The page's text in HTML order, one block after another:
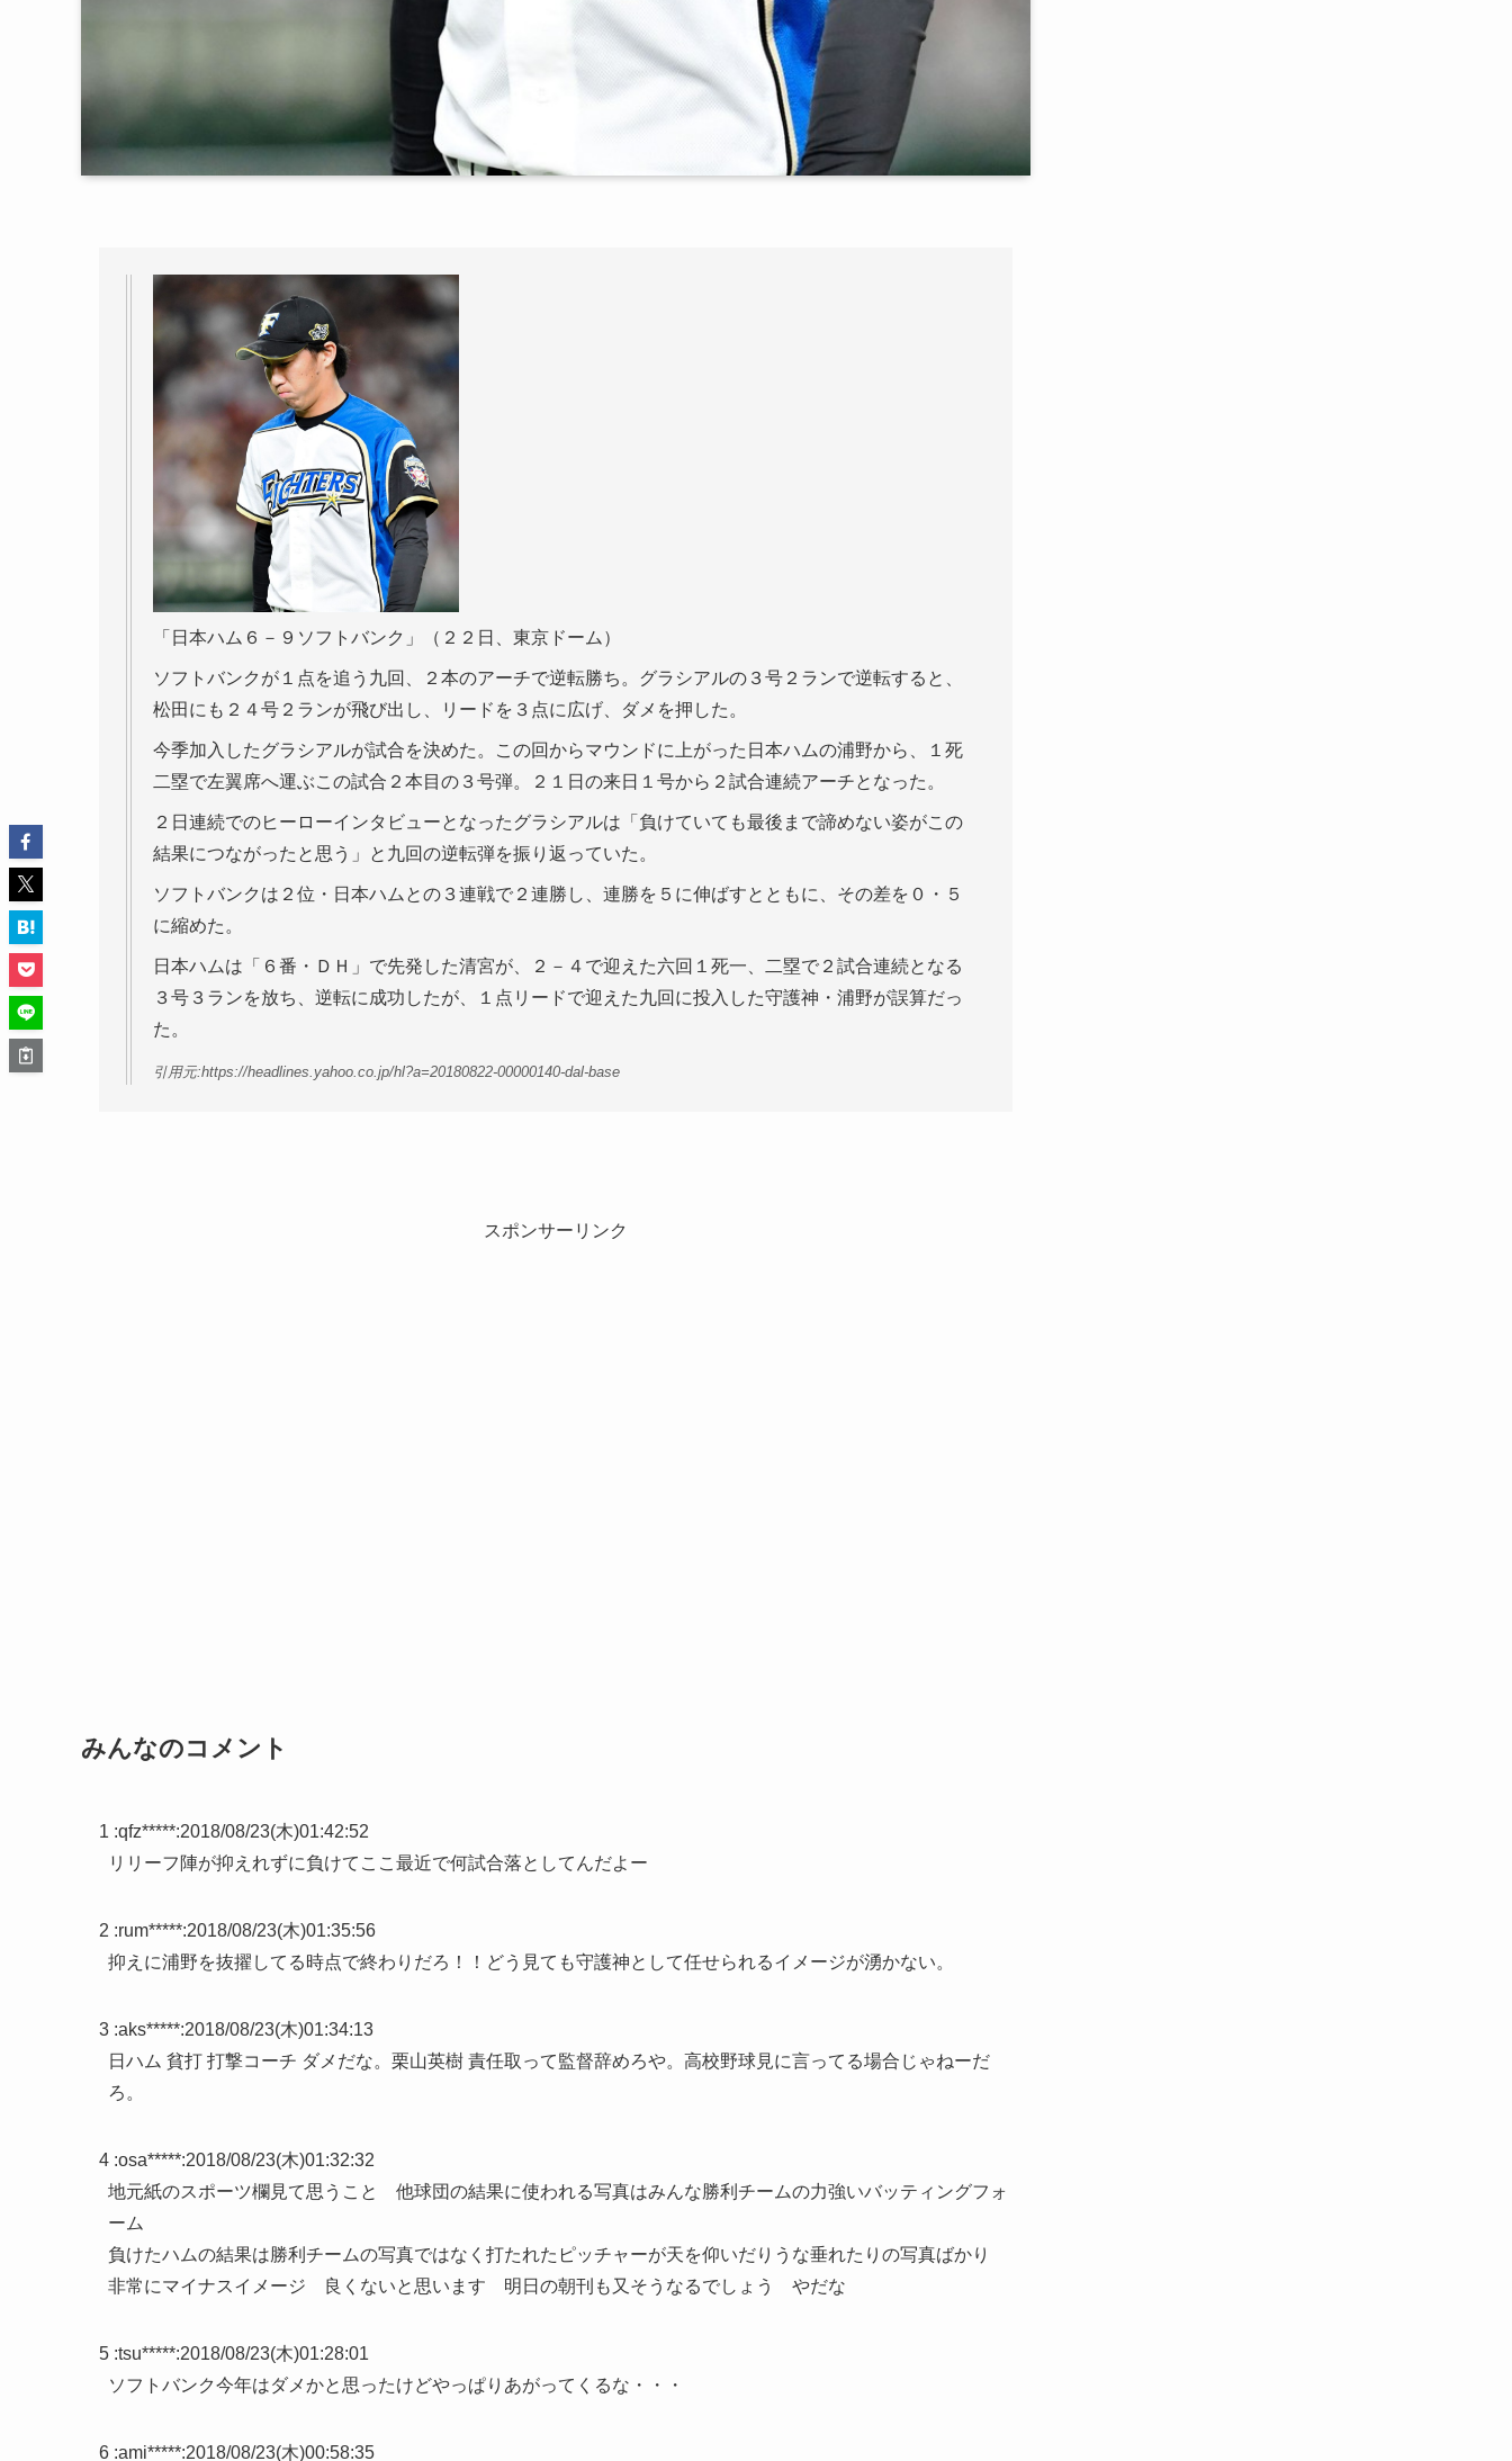
「日本ハム６－９ソフトバンク」（２２日、東京ドーム）
ソフトバンクが１点を追う九回、２本のアーチで逆転勝ち。グラシアルの３号２ランで逆転すると、
松田にも２４号２ランが飛び出し、リードを３点に広げ、ダメを押した。
今季加入したグラシアルが試合を決めた。この回からマウンドに上がった日本ハムの浦野から、１死
二塁で左翼席へ運ぶこの試合２本目の３号弾。２１日の来日１号から２試合連続アーチとなった。
２日連続でのヒーローインタビューとなったグラシアルは「負けていても最後まで諦めない姿がこの
結果につながったと思う」と九回の逆転弾を振り返っていた。
ソフトバンクは２位・日本ハムとの３連戦で２連勝し、連勝を５に伸ばすとともに、その差を０・５
に縮めた。
日本ハムは「６番・ＤＨ」で先発した清宮が、２－４で迎えた六回１死一、二塁で２試合連続となる
３号３ランを放ち、逆転に成功したが、１点リードで迎えた九回に投入した守護神・浦野が誤算だっ
た。
引用元:https://headlines.yahoo.co.jp/hl?a=20180822-00000140-dal-base
スポンサーリンク
みんなのコメント
1 :qfz*****:2018/08/23(木)01:42:52
リリーフ陣が抑えれずに負けてここ最近で何試合落としてんだよー
2 :rum*****:2018/08/23(木)01:35:56
抑えに浦野を抜擢してる時点で終わりだろ！！どう見ても守護神として任せられるイメージが湧かない。
3 :aks*****:2018/08/23(木)01:34:13
日ハム 貧打 打撃コーチ ダメだな。栗山英樹 責任取って監督辞めろや。高校野球見に言ってる場合じゃねーだ
ろ。
4 :osa*****:2018/08/23(木)01:32:32
地元紙のスポーツ欄見て思うこと 他球団の結果に使われる写真はみんな勝利チームの力強いバッティングフォ
ーム
負けたハムの結果は勝利チームの写真ではなく打たれたピッチャーが天を仰いだりうな垂れたりの写真ばかり
非常にマイナスイメージ 良くないと思います 明日の朝刊も又そうなるでしょう やだな
5 :tsu*****:2018/08/23(木)01:28:01
ソフトバンク今年はダメかと思ったけどやっぱりあがってくるな・・・
6 :ami*****:2018/08/23(木)00:58:35